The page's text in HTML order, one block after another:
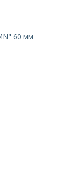
60 мм